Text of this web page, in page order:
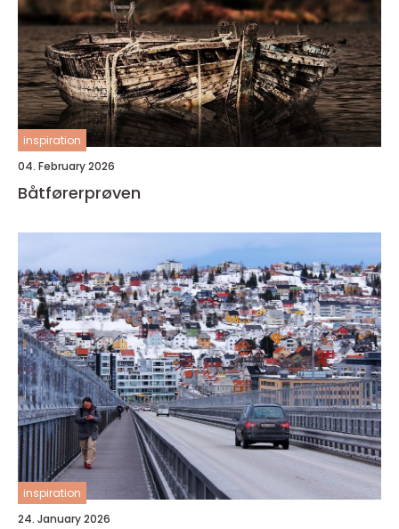
inspiration
04. February 2026
Båtførerprøven
inspiration
24. January 2026